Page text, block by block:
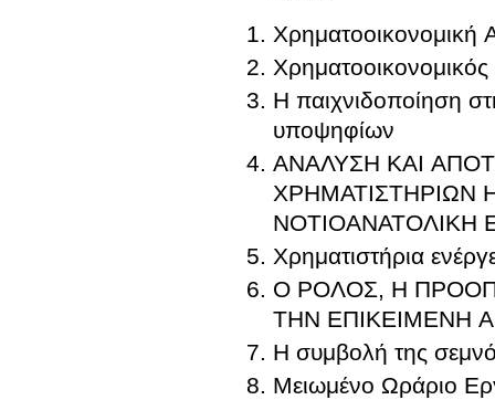
Χρηματοοικονομική
Η παιχνιδοποίηση
υποψηφίων
ΑΝΑΛΥΣΗ ΚΑΙ
ΧΡΗΜΑΤΙΣΤΗΡΙΩΝ
ΝΟΤΙΟΑΝΑΤΟΛΙΚΗ
Χρηματιστήρια
O ΡΟΛΟΣ, Η
Η συμβολή της
Μειωμένο Ωράριο